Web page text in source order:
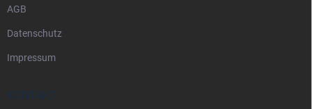
AGB
Datenschutz
Impressum
KONTAKT